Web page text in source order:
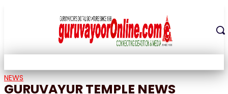
NEWS
GURUVAYUR TEMPLE NEWS